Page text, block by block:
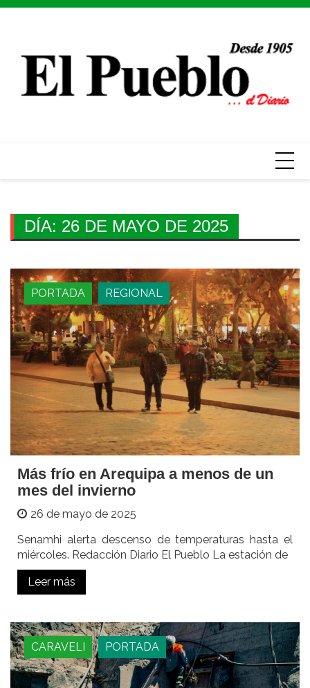
Skip
DÍA: 26 DE MAYO DE 2025
PORTADA REGIONAL
Más frío en Arequipa a menos de un
mes del invierno
26 de mayo de 2025
Senamhi alerta descenso de temperaturas hasta el
miércoles. Redacción Diario El Pueblo La estación de
Leer más
CARAVELI PORTADA